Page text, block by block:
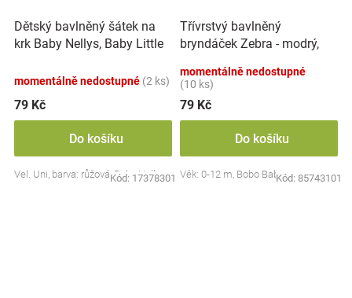
Dětský bavlněný šátek na
krk Baby Nellys, Baby Little
momentálně nedostupné (2 ks)
79 Kč
Do košíku
Vel. Uni, barva: růžová, Baby Nellys
Kód: 17378301
Třívrstvý bavlněný
bryndáček Zebra - modrý,
momentálně nedostupné
(10 ks)
79 Kč
Do košíku
Věk: 0-12 m, Bobo BabyKód: 85743101